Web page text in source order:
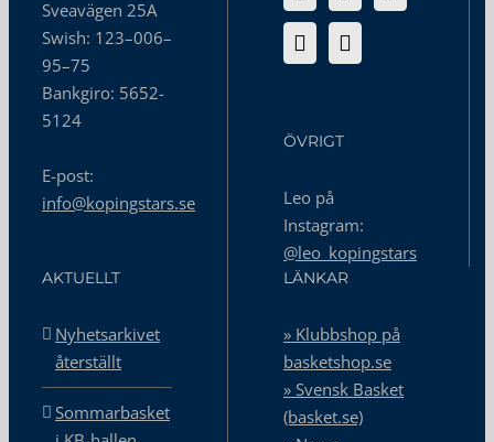
Sveavägen 25A
Swish: 123–006–
95–75
Bankgiro: 5652-
5124
E-post:
info@kopingstars.se
ÖVRIGT
Leo på
Instagram:
@leo_kopingstars
AKTUELLT
Nyhetsarkivet
återställt
Sommarbasket
LÄNKAR
» Klubbshop på
basketshop.se
» Svensk Basket
(basket.se)